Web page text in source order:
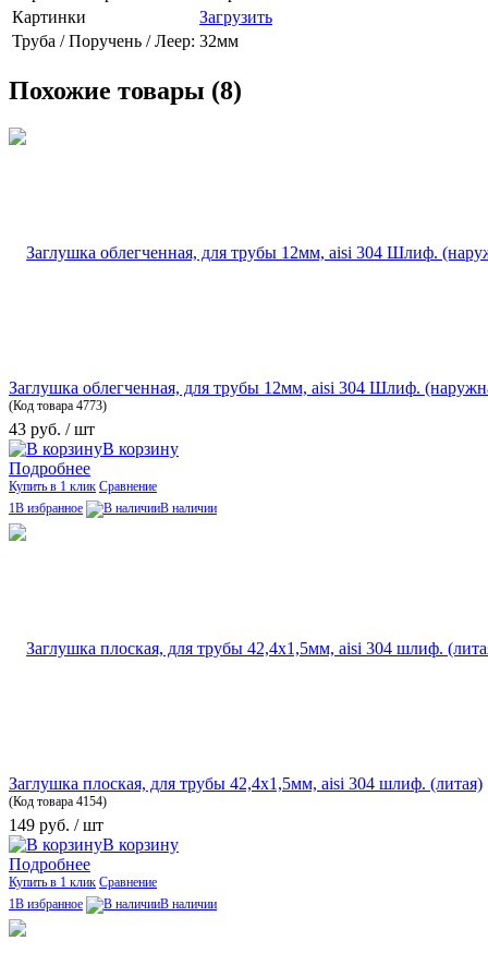
Картинки
Загрузить
Труба / Поручень / Леер: 32мм
Похожие товары (8)
Заглушка облегченная, для трубы 12мм, aisi 304 Шлиф.
(Код товара 4773)
43 руб. / шт
В корзину
Подробнее
Купить в 1 клик Сравнение
1В избранное
В наличии
Заглушка плоская, для трубы 42,4х1,5мм, aisi 304 шлиф. (литая)
(Код товара 4154)
149 руб. / шт
В корзину
Подробнее
Купить в 1 клик Сравнение
1В избранное
В наличии